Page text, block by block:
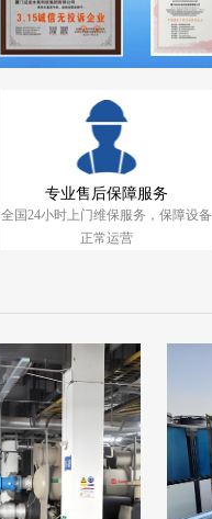
专业售后保障服务
全国24小时上门维保服务，保障设备
正常运营